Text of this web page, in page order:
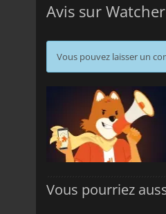
Avis sur
Vous pouvez laisser un
Vous pourriez